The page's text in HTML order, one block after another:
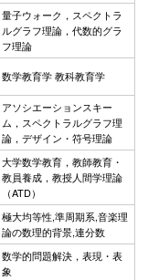
量子ウォーク，スペクトラ
ルグラフ理論，代数的グラ
フ理論
数学教育学 教科教育学
アソシエーションスキー
ム，スペクトラルグラフ理
論，デザイン・符号理論
大学数学教育，教師教育・
教員養成，教授人間学理論
（ATD）
極大均等性,準周期系,音楽理
論の数理的背景,連分数
数学的問題解決，表現・表
象